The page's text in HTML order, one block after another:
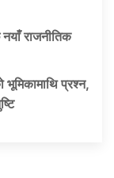
राजनीतिक
भूमिकामाथि प्रश्न,